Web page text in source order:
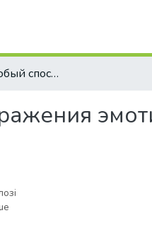
Вопрос как особый способ выражения эмотивности в художественном диалоге